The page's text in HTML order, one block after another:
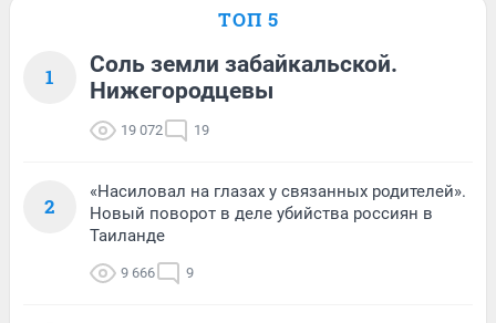
ТОП 5
1
Соль земли забайкальской.
Нижегородцевы
19 072 19
2
«Насиловал на глазах у связанных родителей».
Новый поворот в деле убийства россиян в
Таиланде
9 666 9